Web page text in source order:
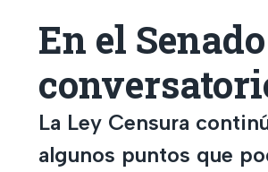
En el
La Ley Censura
algunos puntos que